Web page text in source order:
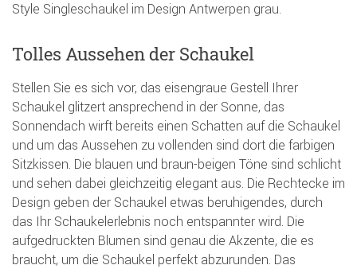
Style Singleschaukel im Design Antwerpen grau.
Tolles Aussehen der Schaukel
Stellen Sie es sich vor, das eisengraue Gestell Ihrer
Schaukel glitzert ansprechend in der Sonne, das
Sonnendach wirft bereits einen Schatten auf die Schaukel
und um das Aussehen zu vollenden sind dort die farbigen
Sitzkissen. Die blauen und braun-beigen Töne sind schlicht
und sehen dabei gleichzeitig elegant aus. Die Rechtecke im
Design geben der Schaukel etwas beruhigendes, durch
das Ihr Schaukelerlebnis noch entspannter wird. Die
aufgedruckten Blumen sind genau die Akzente, die es
braucht, um die Schaukel perfekt abzurunden. Das